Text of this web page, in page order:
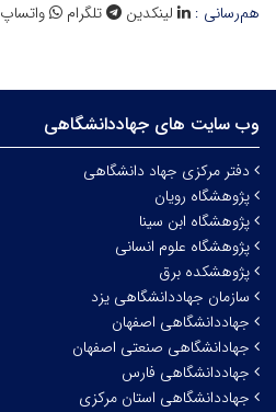
هم‌رسانی : لینکدین تلگرام واتساپ
وب سایت های جهاددانشگاهی
دفتر مرکزی جهاد دانشگاهی
پژوهشگاه رویان
پژوهشگاه ابن سینا
پژوهشگاه علوم انسانی
پژوهشکده برق
سازمان جهاددانشگاهی یزد
جهاددانشگاهی اصفهان
جهادانشگاهی صنعتی اصفهان
جهاددانشگاهی فارس
جهاددانشگاهی استان مرکزی